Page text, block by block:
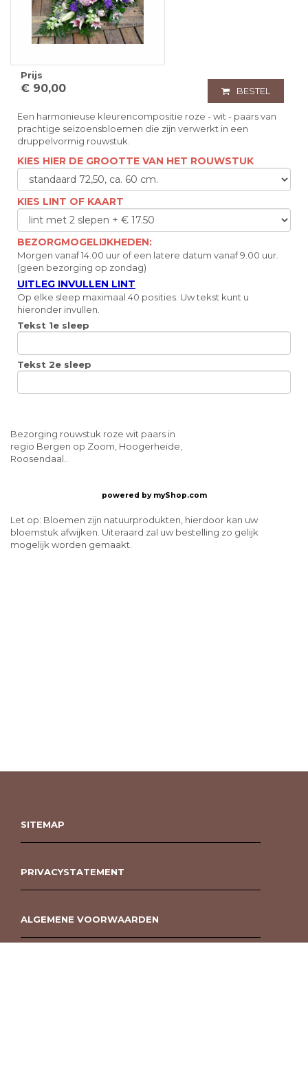
Prijs
€ 90,00 BESTEL
Een harmonieuse kleurencompositie roze - wit - paars van
prachtige seizoensbloemen die zijn verwerkt in een
druppelvormig rouwstuk.
KIES HIER DE GROOTTE VAN HET ROUWSTUK
KIES LINT OF KAART
BEZORGMOGELIJKHEDEN:
Morgen vanaf 14.00 uur of een latere datum vanaf 9.00 uur.
(geen bezorging op zondag)
UITLEG INVULLEN LINT
Op elke sleep maximaal 40 posities. Uw tekst kunt u
hieronder invullen.
Tekst 1e sleep
Tekst 2e sleep
Bezorging rouwstuk roze wit paars in
regio Bergen op Zoom, Hoogerheide,
Roosendaal..
powered by myShop.com
Let op: Bloemen zijn natuurprodukten, hierdoor kan uw
bloemstuk afwijken. Uiteraard zal uw bestelling zo gelijk
mogelijk worden gemaakt.
SITEMAP
PRIVACYSTATEMENT
ALGEMENE VOORWAARDEN